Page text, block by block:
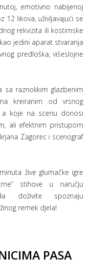
emotivno nabijenoj
likova, uživljavajući se
rekvizita ili kostimske
jedini aparat stvaranja
predloška, višeslojne
sa raznolikim glazbenim
kreiranim od vrsnog
a koje na scenu donosi
ali efektnim pristupom
Zagorec i scenograf
žive glumačke igre
stihove u naručju
doživite spoznaju
remek djela!
PASA